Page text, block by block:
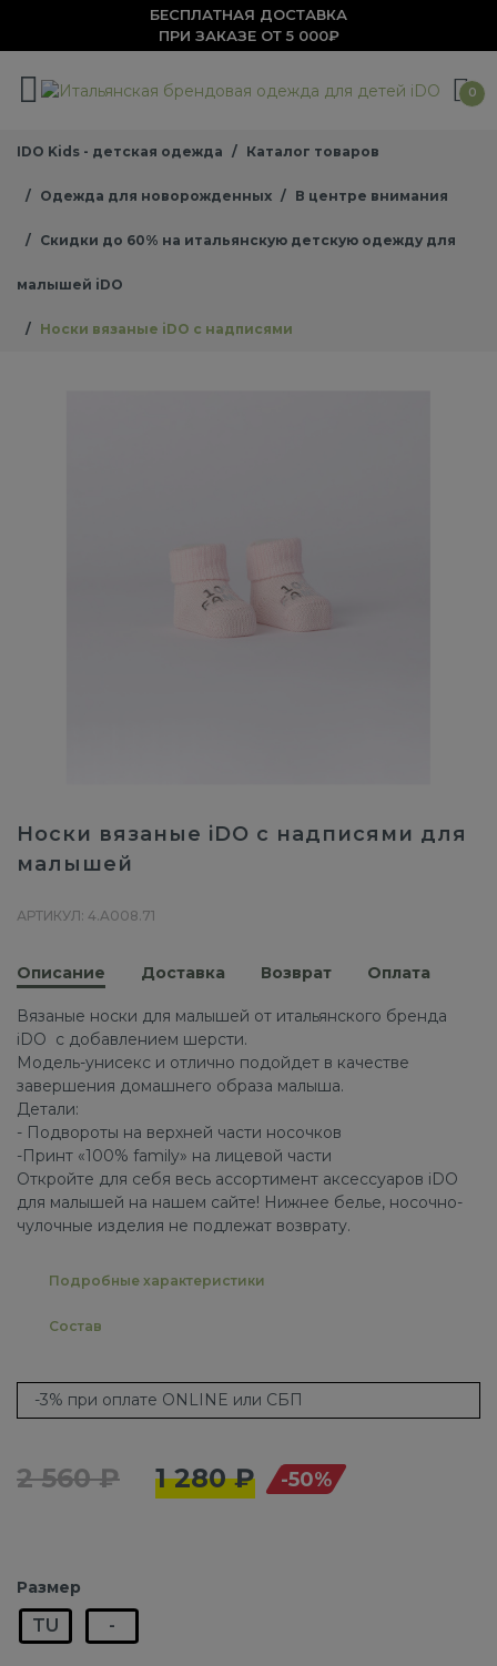
БЕСПЛАТНАЯ ДОСТАВКА
ПРИ ЗАКАЗЕ ОТ 5 000₽
0
IDO Kids - детская одежда Каталог товаров
Одежда для новорожденных В центре внимания
Скидки до 60% на итальянскую детскую одежду для
малышей iDO
Носки вязаные iDO с надписями
Носки вязаные iDO с надписями для
малышей
АРТИКУЛ: 4.A008.71
Описание Доставка Возврат Оплата
Вязаные носки для малышей от итальянского бренда
iDO с добавлением шерсти.
Модель-унисекс и отлично подойдет в качестве
завершения домашнего образа малыша.
Детали:
- Подвороты на верхней части носочков
-Принт «100% family» на лицевой части
Откройте для себя весь ассортимент аксессуаров iDO
для малышей на нашем сайте! Нижнее белье, носочно-
чулочные изделия не подлежат возврату.
Подробные характеристики
Состав
-3% при оплате ONLINE или СБП
2 560 ₽ 1 280 ₽ -50%
Размер
TU -